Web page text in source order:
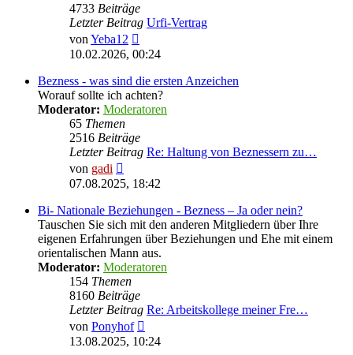
4733 Beiträge
Letzter Beitrag Urfi-Vertrag
von Yeba12
Beitrag
10.02.2026, 00:24
Bezness - was sind die ersten Anzeichen
Worauf sollte ich achten?
Moderator: Moderatoren
65 Themen
2516 Beiträge
Letzter Beitrag Re: Haltung von Beznessern zu…
von gadi
Beitrag
07.08.2025, 18:42
Bi- Nationale Beziehungen - Bezness – Ja oder nein?
Tauschen Sie sich mit den anderen Mitgliedern über Ihre
eigenen Erfahrungen über Beziehungen und Ehe mit einem
orientalischen Mann aus.
Moderator: Moderatoren
154 Themen
8160 Beiträge
Letzter Beitrag Re: Arbeitskollege meiner Fre…
von Ponyhof
Beitrag
13.08.2025, 10:24